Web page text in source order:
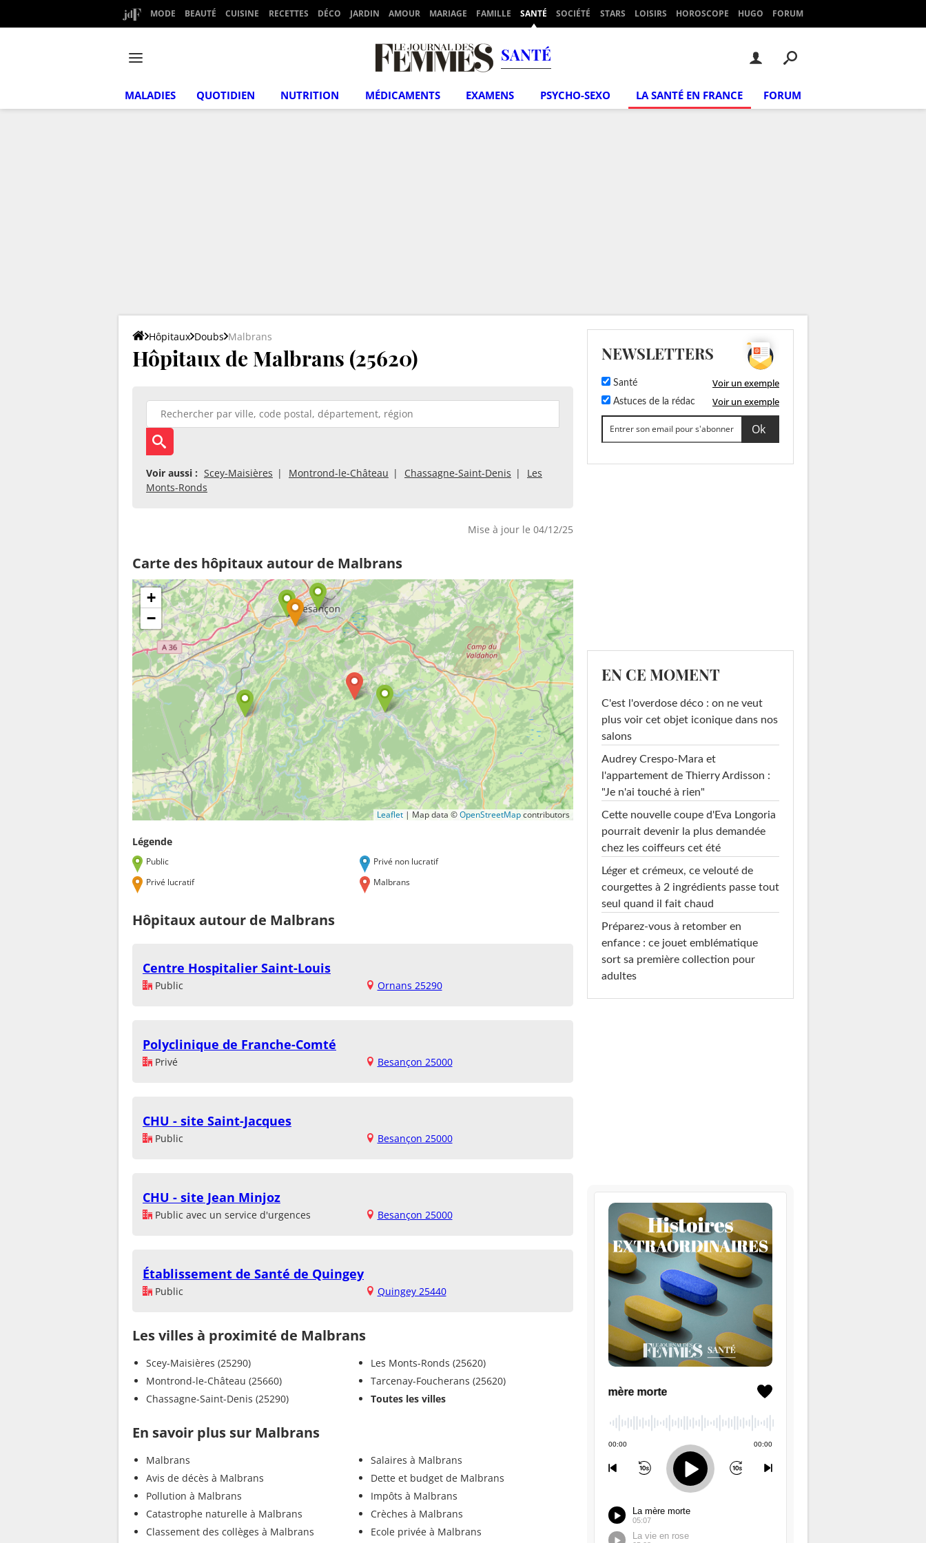
MODE BEAUTÉ CUISINE RECETTES DÉCO JARDIN AMOUR MARIAGE FAMILLE SANTÉ SOCIÉTÉ STARS LOISIRS HOROSCOPE HUGO FORUM
SANTÉ
MALADIES QUOTIDIEN NUTRITION MÉDICAMENTS EXAMENS PSYCHO-SEXO LA SANTÉ EN FRANCE FORUM
Hôpitaux Doubs Malbrans
Hôpitaux de Malbrans (25620)
Voir aussi : Scey-Maisières Montrond-le-Château Chassagne-Saint-Denis
Les
Monts-Ronds
Mise à jour le 04/12/25
Carte des hôpitaux autour de Malbrans
+
−
Leaflet | Map data ©OpenStreetMapcontributors
Légende
Public
Privé non lucratif
Privé lucratif
Malbrans
Hôpitaux autour de Malbrans
Centre Hospitalier Saint-Louis
Public Ornans 25290
Polyclinique de Franche-Comté
Privé Besançon 25000
CHU - site Saint-Jacques
Public Besançon 25000
CHU - site Jean Minjoz
Public avec un service d'urgences Besançon 25000
Établissement de Santé de Quingey
Public Quingey 25440
Les villes à proximité de Malbrans
Scey-Maisières (25290)
Montrond-le-Château (25660)
Chassagne-Saint-Denis (25290)
Les Monts-Ronds (25620)
Tarcenay-Foucherans (25620)
Toutes les villes
En savoir plus sur Malbrans
Malbrans
Avis de décès à Malbrans
Pollution à Malbrans
Catastrophe naturelle à Malbrans
Classement des collèges à Malbrans
Salaires à Malbrans
Dette et budget de Malbrans
Impôts à Malbrans
Crèches à Malbrans
Ecole privée à Malbrans
NEWSLETTERS
Santé Voir un exemple
Astuces de la rédac Voir un exemple
EN CE MOMENT
C'est l'overdose déco : on ne veut
plus voir cet objet iconique dans nos
salons
Audrey Crespo-Mara et
l'appartement de Thierry Ardisson :
"Je n'ai touché à rien"
Cette nouvelle coupe d'Eva Longoria
pourrait devenir la plus demandée
chez les coiffeurs cet été
Léger et crémeux, ce velouté de
courgettes à 2 ingrédients passe tout
seul quand il fait chaud
Préparez-vous à retomber en
enfance : ce jouet emblématique
sort sa première collection pour
adultes